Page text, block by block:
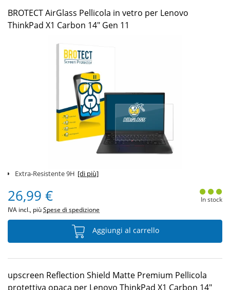
BROTECT AirGlass Pellicola in vetro per Lenovo
ThinkPad X1 Carbon 14" Gen 11
Extra-Resistente 9H [di più]
26,99 €
IVA incl., piùSpese di spedizione
In stock
Aggiungi al carrello
upscreen Reflection Shield Matte Premium Pellicola
protettiva opaca per Lenovo ThinkPad X1 Carbon 14"